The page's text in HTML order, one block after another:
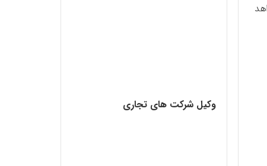
وکیل شرکت های تجاری